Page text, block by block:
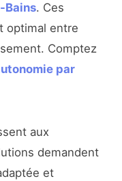
Bains. Ces
optimal entre
Comptez
par
aux
demandent
et